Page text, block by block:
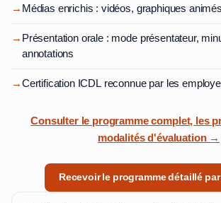
→ Médias enrichis : vidéos, graphiques
→ Présentation orale : mode présentateur,
annotations
→Certification ICDL reconnue par les
Consulter le programme complet, les
modalités d'évaluation →
Recevoir le programme détaillé